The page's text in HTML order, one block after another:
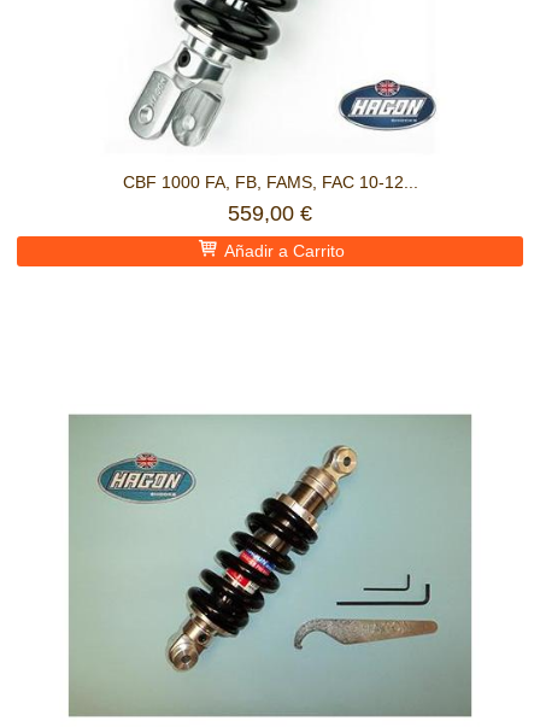
CBF 1000 FA, FB, FAMS, FAC 10-12...
559,00 €
Añadir a Carrito